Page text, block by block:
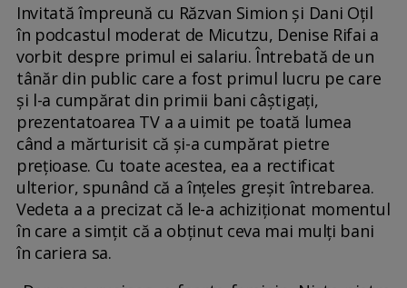
Invitată împreună cu Răzvan Simion și Dani Oțil
în podcastul moderat de Micutzu, Denise Rifai a
vorbit despre primul ei salariu. Întrebată de un
tânăr din public care a fost primul lucru pe care
și l-a cumpărat din primii bani câștigați,
prezentatoarea TV a a uimit pe toată lumea
când a mărturisit că și-a cumpărat pietre
prețioase. Cu toate acestea, ea a rectificat
ulterior, spunând că a înțeles greșit întrebarea.
Vedeta a a precizat că le-a achiziționat momentul
în care a simțit că a obținut ceva mai mulți bani
în cariera sa.